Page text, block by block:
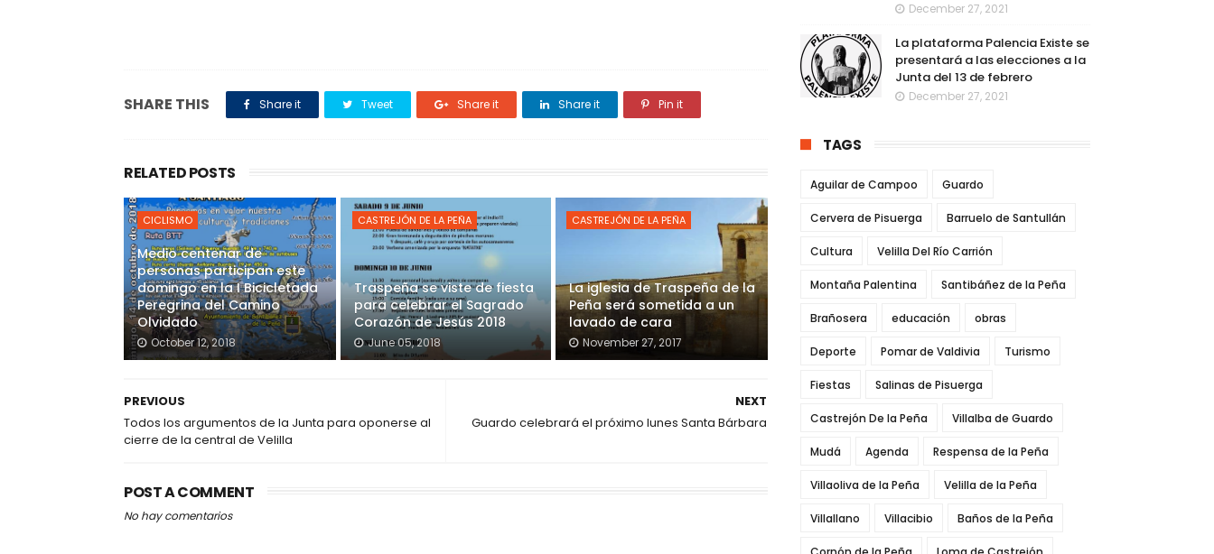
SHARE THIS Share it Tweet Share it Share it Pin it
RELATED POSTS
CICLISMO
Medio centenar de
personas participan este
domingo en la I Bicicletada
Peregrina del Camino
Olvidado
October 12, 2018
CASTREJÓN DE LA PEÑA
Traspeña se viste de fiesta
para celebrar el Sagrado
Corazón de Jesús 2018
June 05, 2018
CASTREJÓN DE LA PEÑA
La iglesia de Traspeña de la
Peña será sometida a un
lavado de cara
November 27, 2017
NEXT
Guardo celebrará el próximo lunes Santa Bárbara
PREVIOUS
Todos los argumentos de la Junta para oponerse al
cierre de la central de Velilla
POST A COMMENT
No hay comentarios
December 27, 2021
La plataforma Palencia Existe se
presentará a las elecciones a la
Junta del 13 de febrero
December 27, 2021
TAGS
Aguilar de Campoo Guardo
Cervera de Pisuerga Barruelo de Santullán
Cultura Velilla Del Río Carrión
Montaña Palentina Santibáñez de la Peña
Brañosera educación obras
Deporte Pomar de Valdivia Turismo
Fiestas Salinas de Pisuerga
Castrejón De la Peña Villalba de Guardo
Mudá Agenda Respensa de la Peña
Villaoliva de la Peña Velilla de la Peña
Villallano Villacibio Baños de la Peña